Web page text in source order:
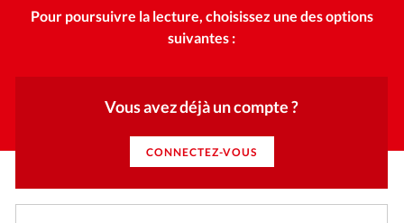
Pour poursuivre la lecture, choisissez une des options
suivantes :
Vous avez déjà un compte ?
CONNECTEZ-VOUS